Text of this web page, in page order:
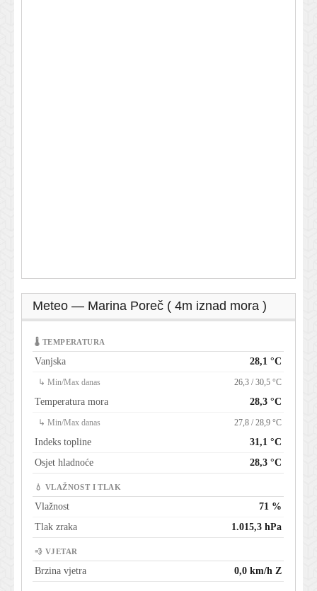
Meteo — Marina Poreč ( 4m iznad mora )
🌡 TEMPERATURA
Vanjska 28,1 °C
↳ Min/Max danas 26,3 / 30,5 °C
Temperatura mora 28,3 °C
↳ Min/Max danas 27,8 / 28,9 °C
Indeks topline
31,1 °C
Osjet hladnoće
28,3 °C
💧 VLAŽNOST I TLAK
Vlažnost
71 %
Tlak zraka
1.015,3 hPa
💨 VJETAR
Brzina vjetra 0,0 km/h Z